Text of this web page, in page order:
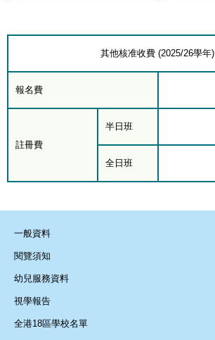
其他核准收費 (2025/26學年)
報名費
註冊費
半日班
全日班
一般資料
閱覽須知
幼兒服務資料
視學報告
全港18區學校名單